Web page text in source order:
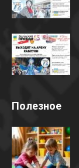
Полезное